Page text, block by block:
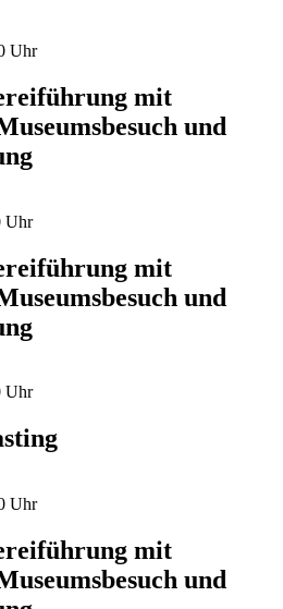
Uhr
mit
und
Uhr
mit
und
Uhr
Uhr
mit
und